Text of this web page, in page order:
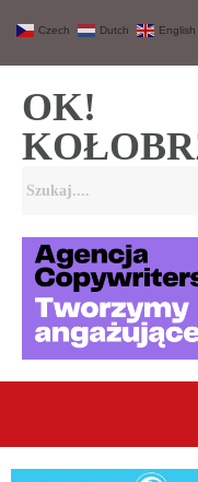
OK!
Czech Dutch English